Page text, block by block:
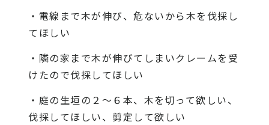
・電線まで木が伸び、危ないから木を伐採し
てほしい
・隣の家まで木が伸びてしまいクレームを受
けたので伐採してほしい
・庭の生垣の２〜６本、木を切って欲しい、
伐採してほしい、剪定して欲しい